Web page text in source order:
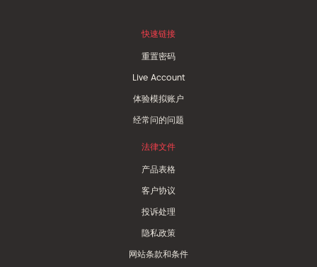
快速链接
重置密码
Live Account
体验模拟账户
经常问的问题
法律文件
产品表格
客户协议
投诉处理
隐私政策
网站条款和条件